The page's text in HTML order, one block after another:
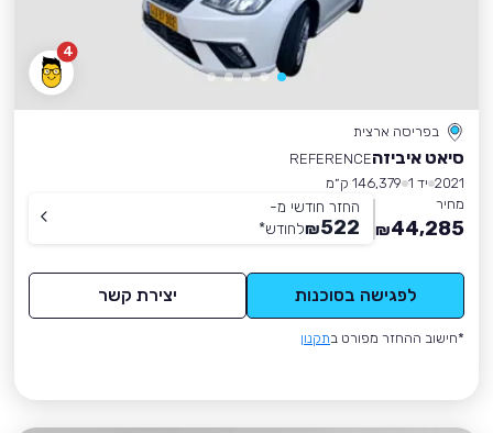
4
בפריסה ארצית
סיאט איביזהREFERENCE
2021 יד 1
146,379 ק״מ
מחיר
44,285
₪
החזר חודשי מ-
522
₪לחודש*
לפגישה בסוכנות יצירת קשר
*חישוב ההחזר מפורט בתקנון